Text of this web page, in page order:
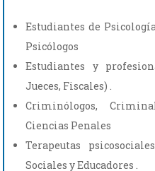
Estudiantes de
Psicólogos
Estudiantes y
Jueces, Fiscales) .
Criminólogos,
Ciencias Penales
Terapeutas
Sociales y Educadores .